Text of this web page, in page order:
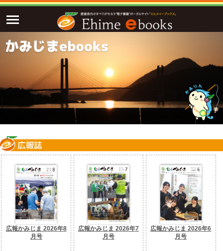
広報かみじま 2026年8
月号
広報かみじま 2026年7
月号
広報かみじま 2026年6
月号